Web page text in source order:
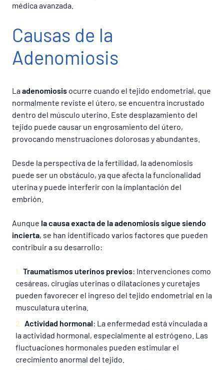
médica avanzada.
Causas de la
Adenomiosis
Laadenomiosis ocurre cuando el tejido endometrial, que
normalmente reviste el útero, se encuentra incrustado
dentro del músculo uterino. Este desplazamiento del
tejido puede causar un engrosamiento del útero,
provocando menstruaciones dolorosas y abundantes.
Desde la perspectiva de la fertilidad, la adenomiosis
puede ser un obstáculo, ya que afecta la funcionalidad
uterina y puede interferir con la implantación del
embrión.
Aunque la causa exacta de la adenomiosis sigue siendo
incierta, se han identificado varios factores que pueden
contribuir a su desarrollo:
Traumatismos uterinos previos: Intervenciones como
cesáreas, cirugías uterinas o dilataciones y curetajes
pueden favorecer el ingreso del tejido endometrial en la
musculatura uterina.
Actividad hormonal: La enfermedad está vinculada a
la actividad hormonal, especialmente al estrógeno. Las
fluctuaciones hormonales pueden estimular el
crecimiento anormal del tejido.